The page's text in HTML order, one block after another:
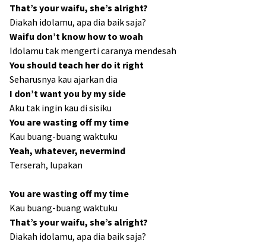
That’s your waifu, she’s alright?
Diakah idolamu, apa dia baik saja?
Waifu don’t know how to woah
Idolamu tak mengerti caranya mendesah
You should teach her do it right
Seharusnya kau ajarkan dia
I don’t want you by my side
Aku tak ingin kau di sisiku
You are wasting off my time
Kau buang-buang waktuku
Yeah, whatever, nevermind
Terserah, lupakan
You are wasting off my time
Kau buang-buang waktuku
That’s your waifu, she’s alright?
Diakah idolamu, apa dia baik saja?